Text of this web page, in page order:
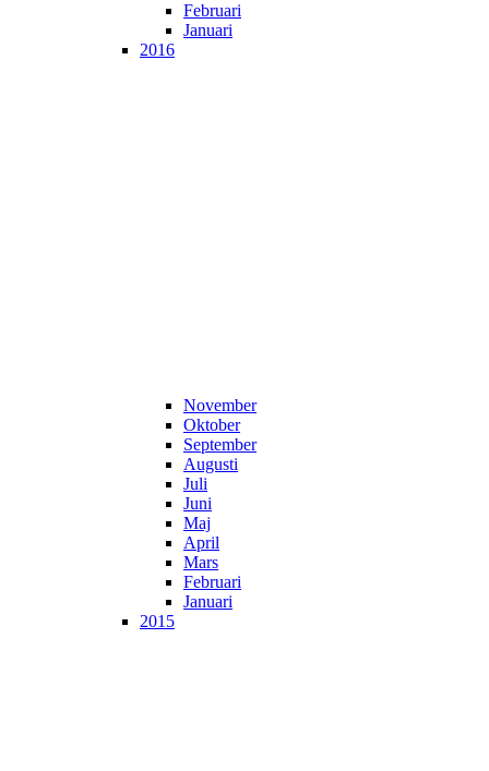
Februari
Januari
2016
November
Oktober
September
Augusti
Juli
Juni
Maj
April
Mars
Februari
Januari
2015